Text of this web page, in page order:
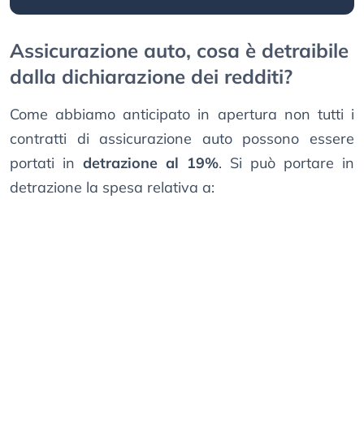
Assicurazione auto, cosa è detraibile
dalla dichiarazione dei redditi?
Come abbiamo anticipato in apertura non tutti i
contratti di assicurazione auto possono essere
portati in detrazione al 19%. Si può portare in
detrazione la spesa relativa a: